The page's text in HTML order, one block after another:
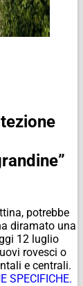
potrebbe
diramato una
12 luglio
rovesci o
e centrali.
SPECIFICHE.